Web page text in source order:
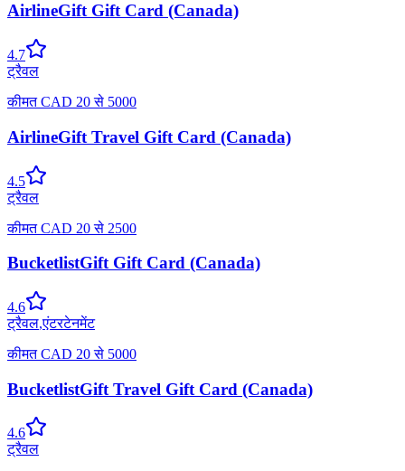
AirlineGift Gift Card (Canada)
4.7
ट्रैवल
कीमत CAD 20 से 5000
AirlineGift Travel Gift Card (Canada)
4.5
ट्रैवल
कीमत CAD 20 से 2500
BucketlistGift Gift Card (Canada)
4.6
ट्रैवल,एंटरटेनमेंट
कीमत CAD 20 से 5000
BucketlistGift Travel Gift Card (Canada)
4.6
ट्रैवल